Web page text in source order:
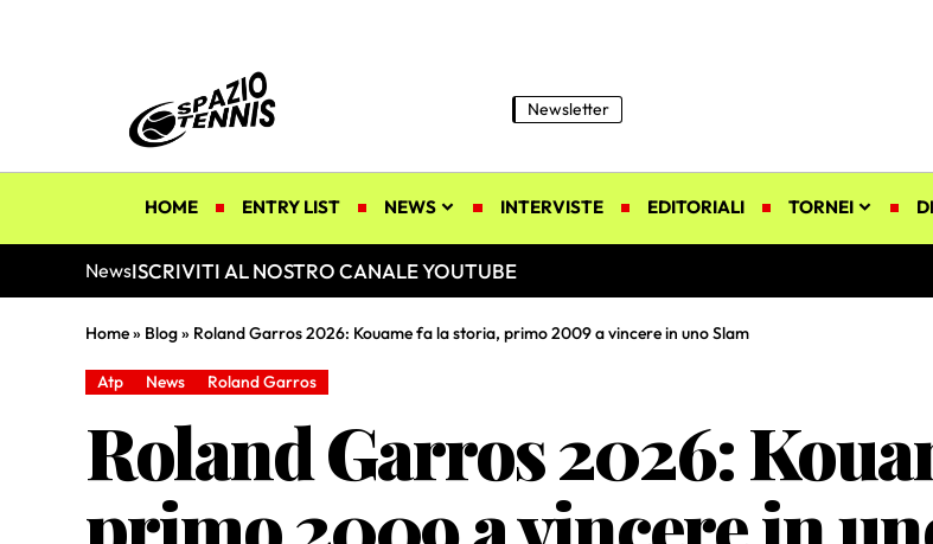
Newsletter
HOME ENTRY LIST NEWS INTERVISTE EDITORIALI TORNEI
NewsISCRIVITI AL NOSTRO CANALE YOUTUBE
Home» Blog» Roland Garros 2026: Kouame fa la storia, primo 2009 a vincere in uno Slam
Atp News Roland Garros
Roland Garros 2026: